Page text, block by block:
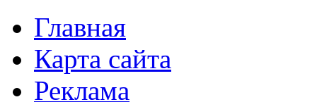
Главная
Карта сайта
Реклама